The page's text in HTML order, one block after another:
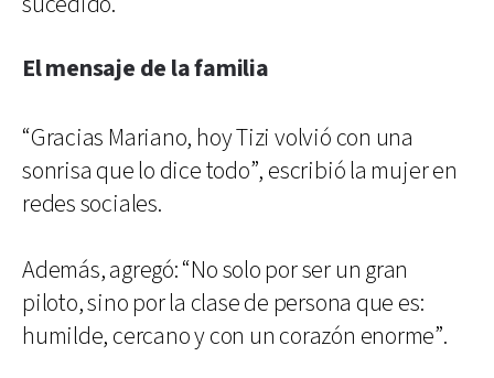
El mensaje de la familia
“Gracias Mariano, hoy Tizi volvió con una
sonrisa que lo dice todo”, escribió la mujer en
redes sociales.
Además, agregó: “No solo por ser un gran
piloto, sino por la clase de persona que es:
humilde, cercano y con un corazón enorme”.